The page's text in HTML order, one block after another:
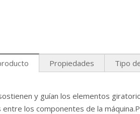
Propiedades Tipo
y guían los elementos
los componentes de la